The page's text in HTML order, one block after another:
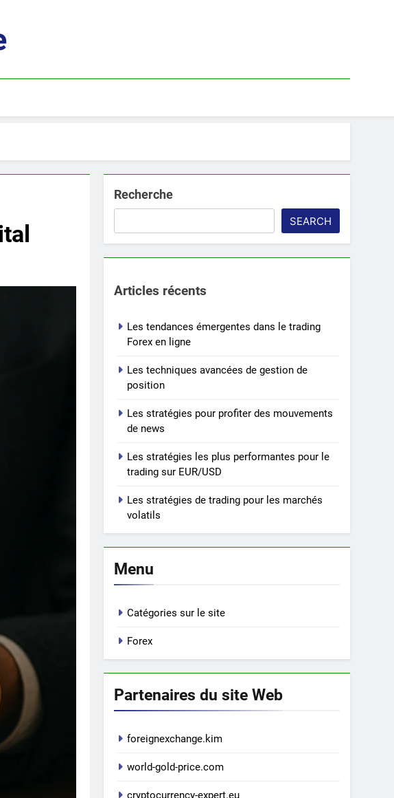
Recherche
SEARCH
Articles récents
Les tendances émergentes dans le trading
Forex en ligne
Les techniques avancées de gestion de
position
Les stratégies pour profiter des mouvements
de news
Les stratégies les plus performantes pour le
trading sur EUR/USD
Les stratégies de trading pour les marchés
volatils
Menu
Catégories sur le site
Forex
Partenaires du site Web
foreignexchange.kim
world-gold-price.com